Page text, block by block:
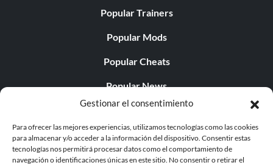
Gestionar el consentimiento
Para ofrecer las mejores experiencias, utilizamos tecnologías como las cookies
para almacenar y/o acceder a la información del dispositivo. Consentir estas
tecnologías nos permitirá procesar datos como el comportamiento de
navegación o identificaciones únicas en este sitio. No consentir o retirar el
Popular Trainers
Popular Mods
Popular Cheats
Popular News
Popular Editorials
Popular Free Games
LATEST UPDATES